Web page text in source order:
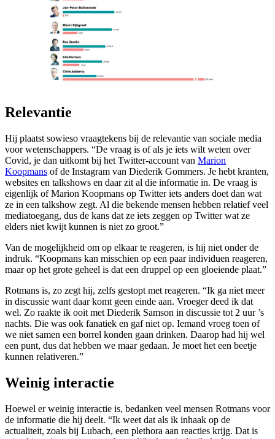
Relevantie
Hij plaatst sowieso vraagtekens bij de relevantie van sociale media
voor wetenschappers. “De vraag is of als je iets wilt weten over
Covid, je dan uitkomt bij het Twitter-account van Marion
Koopmans of de Instagram van Diederik Gommers. Je hebt kranten,
websites en talkshows en daar zit al die informatie in. De vraag is
eigenlijk of Marion Koopmans op Twitter iets anders doet dan wat
ze in een talkshow zegt. Al die bekende mensen hebben relatief veel
mediatoegang, dus de kans dat ze iets zeggen op Twitter wat ze
elders niet kwijt kunnen is niet zo groot.”
Van de mogelijkheid om op elkaar te reageren, is hij niet onder de
indruk. “Koopmans kan misschien op een paar individuen reageren,
maar op het grote geheel is dat een druppel op een gloeiende plaat.”
Rotmans is, zo zegt hij, zelfs gestopt met reageren. “Ik ga niet meer
in discussie want daar komt geen einde aan. Vroeger deed ik dat
wel. Zo raakte ik ooit met Diederik Samson in discussie tot 2 uur ’s
nachts. Die was ook fanatiek en gaf niet op. Iemand vroeg toen of
we niet samen een borrel konden gaan drinken. Daarop had hij wel
een punt, dus dat hebben we maar gedaan. Je moet het een beetje
kunnen relativeren.”
Weinig interactie
Hoewel er weinig interactie is, bedanken veel mensen Rotmans voor
de informatie die hij deelt. “Ik weet dat als ik inhaak op de
actualiteit, zoals bij Lubach, een plethora aan reacties krijg. Dat is